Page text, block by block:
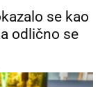
se kao
odlično se